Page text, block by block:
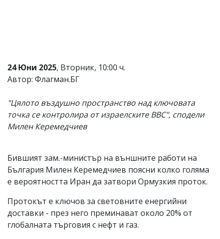
не
носи
отговорност
тях!
Ако
откриете
обиден
моля
сигнализирайте
ни!
24 Юни 2025, Вторник, 10:00 ч.
Автор: Флагман.БГ
"Цялото въздушно пространство над ключовата
точка се контролира от израелските ВВС", сподели
Милен Керемедчиев
Бившият зам.-министър на външните работи на
България Милен Керемедчиев поясни колко голяма
е вероятността Иран да затвори Ормузкия проток.
Протокът е ключов за световните енергийни
доставки - през него преминават около 20% от
глобалната търговия с нефт и газ.